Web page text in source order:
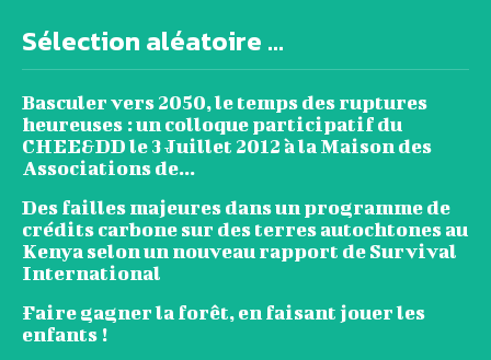
Sélection aléatoire ...
Basculer vers 2050, le temps des ruptures
heureuses : un colloque participatif du
CHEE&DD le 3 Juillet 2012 à la Maison des
Associations de...
Des failles majeures dans un programme de
crédits carbone sur des terres autochtones au
Kenya selon un nouveau rapport de Survival
International
Faire gagner la forêt, en faisant jouer les
enfants !